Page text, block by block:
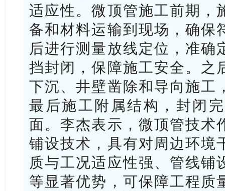
适应性。微顶管施工前期，
备和材料运输到现场，确保
后进行测量放线定位，准确
挡封闭，保障施工安全。之
下沉、井壁凿除和导向施工
最后施工附属结构，封闭
面。李杰表示，微顶管技术
铺设技术，具有对周边环境
质与工况适应性强、管线铺
等显著优势，可保障工程质